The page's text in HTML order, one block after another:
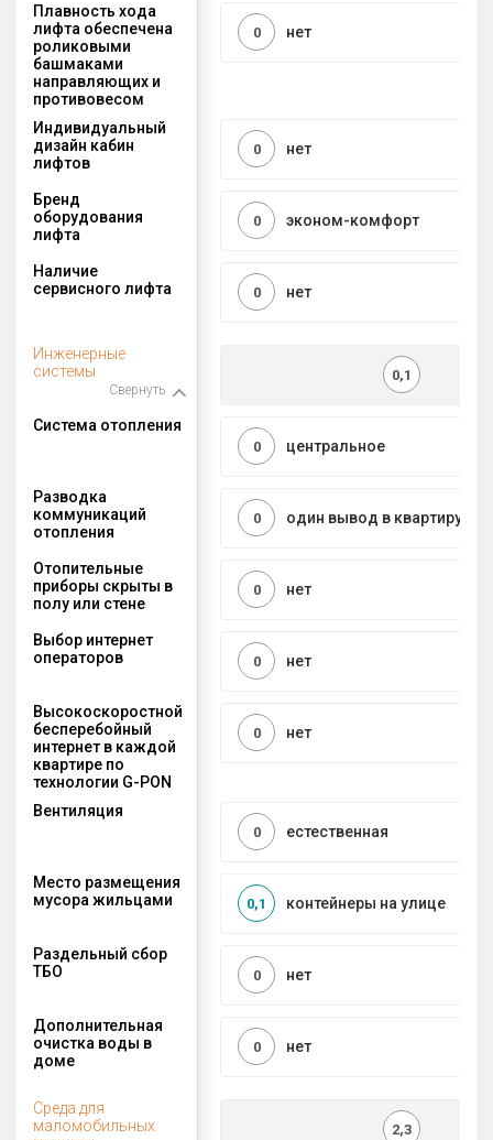
Плавность хода
лифта обеспечена
роликовыми
башмаками
направляющих и
противовесом
нет
0
Индивидуальный
дизайн кабин
лифтов
нет
0
Бренд
оборудования
лифта
эконом-комфорт
0
Наличие
сервисного лифта
нет
0
Инженерные
системы
Свернуть
0,1
Система отопления
центральное
0
Разводка
коммуникаций
отопления
один вывод в квартиру
0
Отопительные
приборы скрыты в
полу или стене
нет
0
Выбор интернет
операторов
нет
0
Высокоскоростной
бесперебойный
интернет в каждой
квартире по
технологии G-PON
нет
0
Вентиляция
естественная
0
Место размещения
мусора жильцами
контейнеры на улице
0,1
Раздельный сбор
ТБО
нет
0
Дополнительная
очистка воды в
доме
нет
0
Среда для
маломобильных
2,3